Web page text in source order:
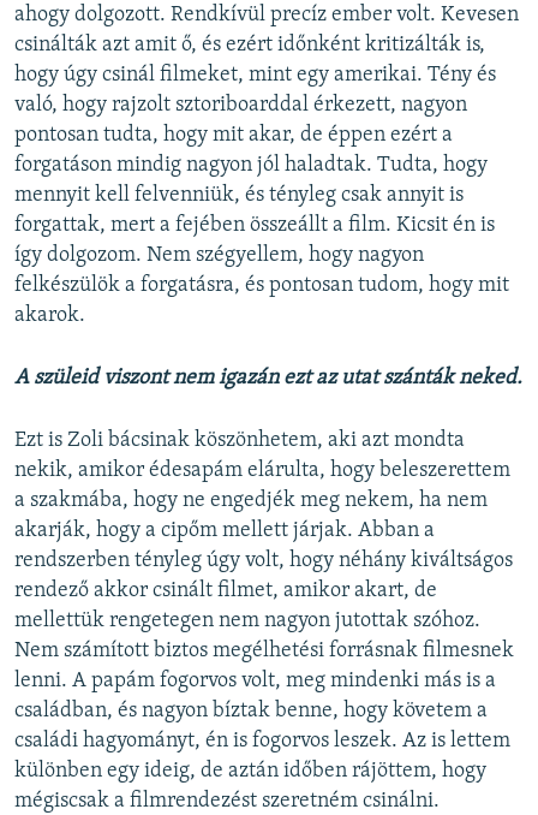
ahogy dolgozott. Rendkívül precíz ember volt. Kevesen
csinálták azt amit ő, és ezért időnként kritizálták is,
hogy úgy csinál filmeket, mint egy amerikai. Tény és
való, hogy rajzolt sztoriboarddal érkezett, nagyon
pontosan tudta, hogy mit akar, de éppen ezért a
forgatáson mindig nagyon jól haladtak. Tudta, hogy
mennyit kell felvenniük, és tényleg csak annyit is
forgattak, mert a fejében összeállt a film. Kicsit én is
így dolgozom. Nem szégyellem, hogy nagyon
felkészülök a forgatásra, és pontosan tudom, hogy mit
akarok.
A szüleid viszont nem igazán ezt az utat szánták neked.
Ezt is Zoli bácsinak köszönhetem, aki azt mondta
nekik, amikor édesapám elárulta, hogy beleszerettem
a szakmába, hogy ne engedjék meg nekem, ha nem
akarják, hogy a cipőm mellett járjak. Abban a
rendszerben tényleg úgy volt, hogy néhány kiváltságos
rendező akkor csinált filmet, amikor akart, de
mellettük rengetegen nem nagyon jutottak szóhoz.
Nem számított biztos megélhetési forrásnak filmesnek
lenni. A papám fogorvos volt, meg mindenki más is a
családban, és nagyon bíztak benne, hogy követem a
családi hagyományt, én is fogorvos leszek. Az is lettem
különben egy ideig, de aztán időben rájöttem, hogy
mégiscsak a filmrendezést szeretném csinálni.